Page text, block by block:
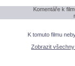
Komentáře k
K tomuto filmu
Zobrazit